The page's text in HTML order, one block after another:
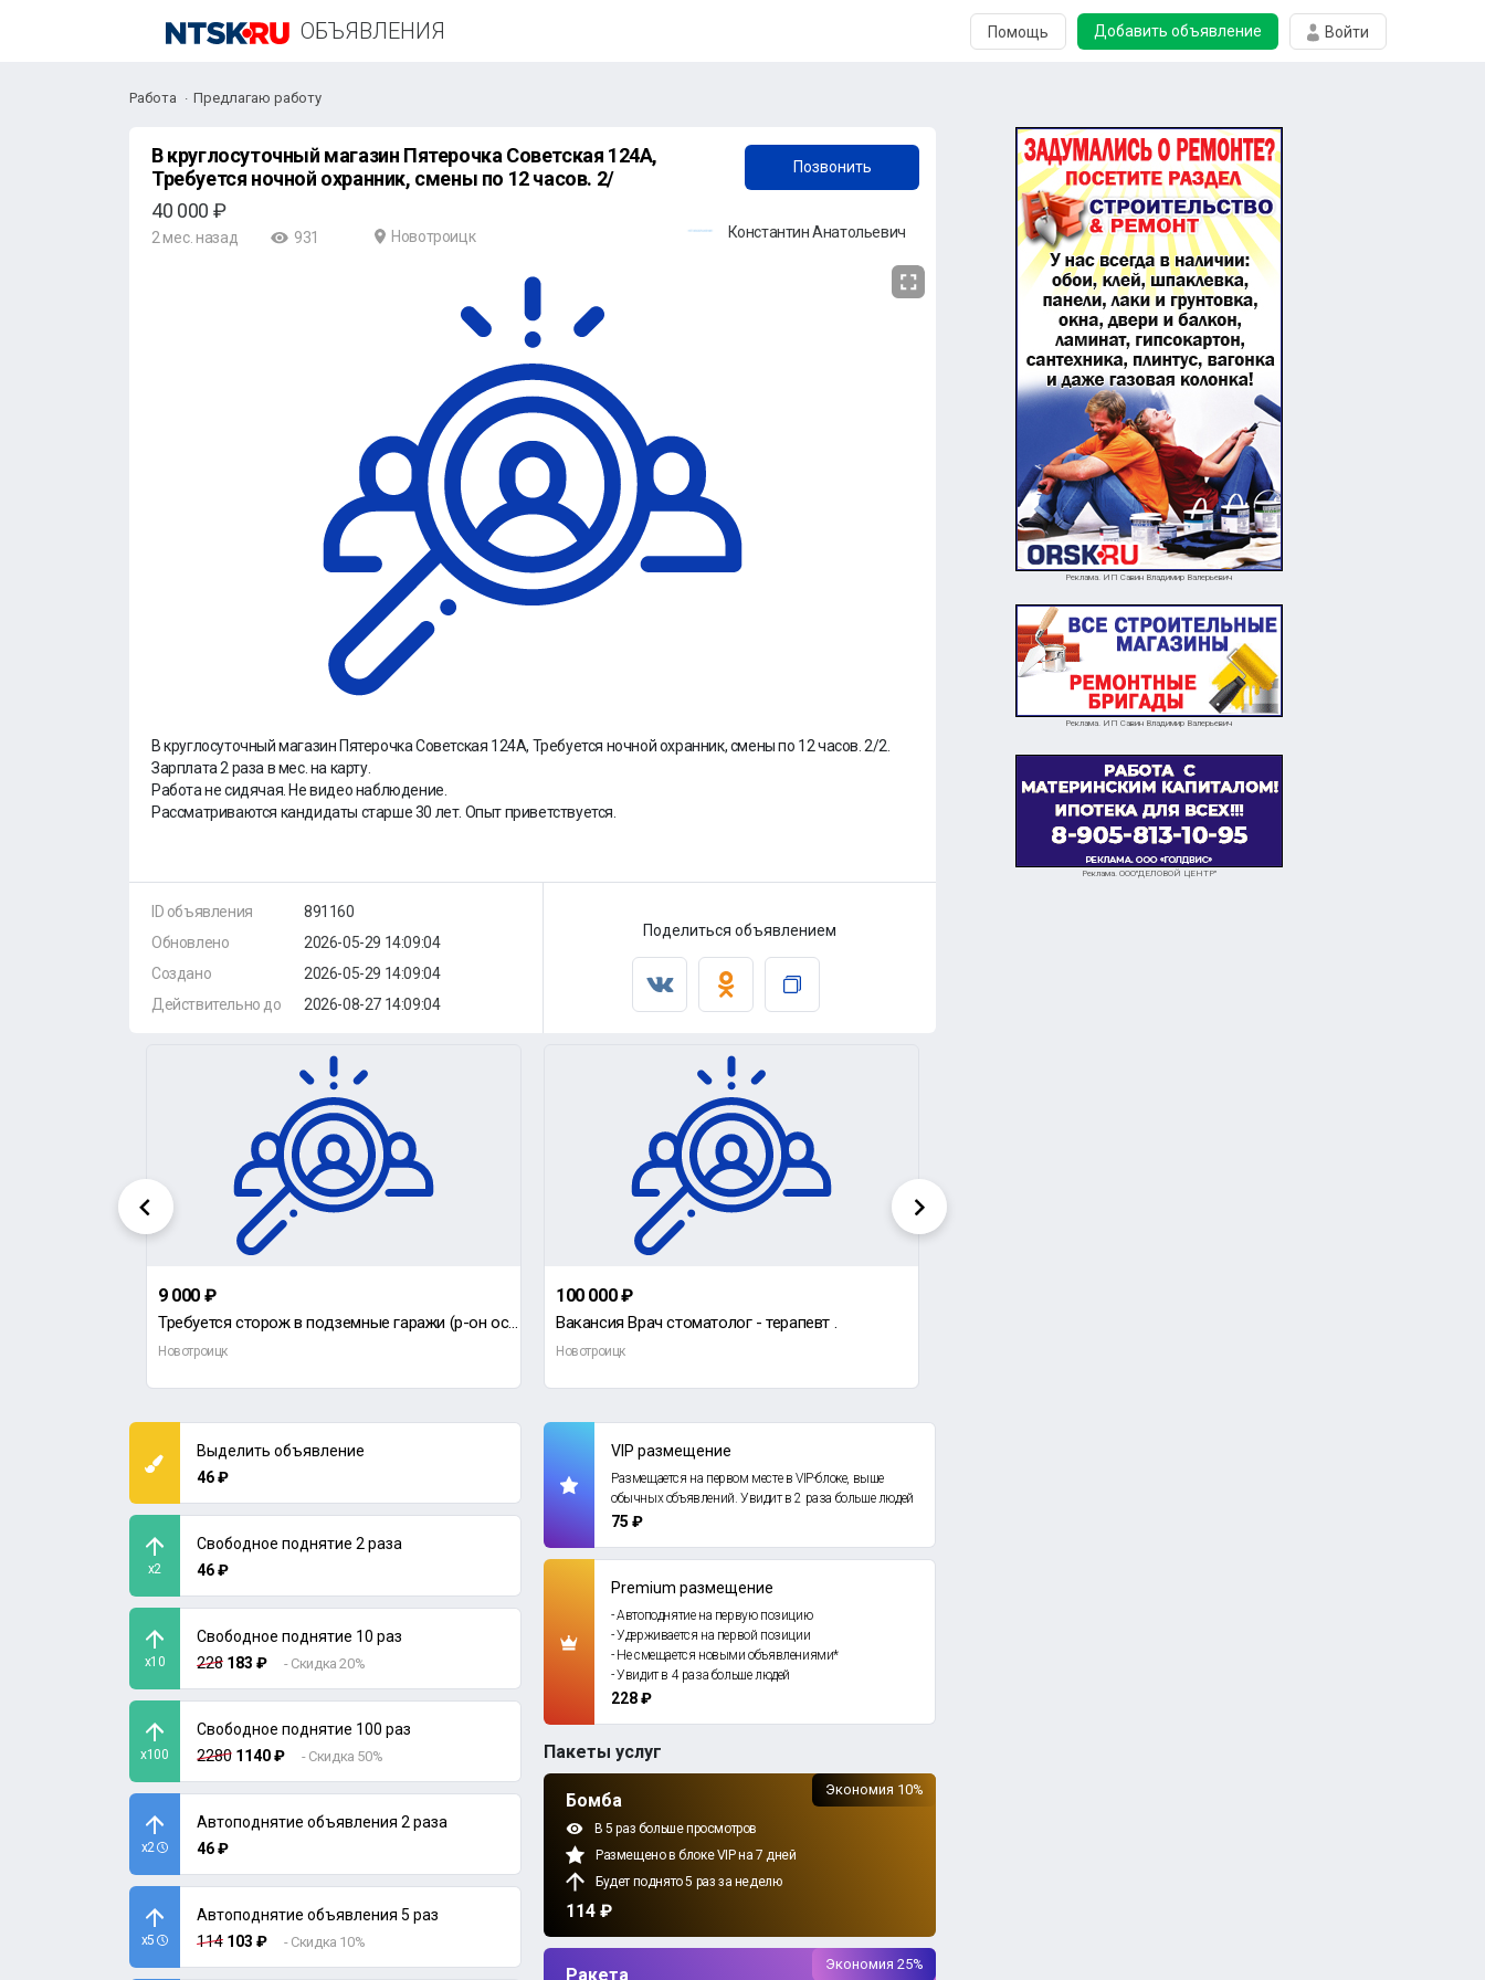
ОБЪЯВЛЕНИЯ Помощь Добавить объявление Войти
+7 (996) 571-29-96
Работа Предлагаю работу
В круглосуточный магазин Пятерочка Советская 124А,
Требуется ночной охранник, смены по 12 часов. 2/
Позвонить
40 000 ₽
2 мес. назад 931 Новотроицк Константин Анатольевич
В круглосуточный магазин Пятерочка Советская 124А, Требуется ночной охранник, смены по 12 часов. 2/2.
Зарплата 2 раза в мес. на карту.
Работа не сидячая. Не видео наблюдение.
Рассматриваются кандидаты старше 30 лет. Опыт приветствуется.
ID объявления
Обновлено
Создано
Действительно до
891160
2026-05-29 14:09:04
2026-05-29 14:09:04
2026-08-27 14:09:04
Поделиться объявлением
9 000 ₽
Требуется сторож в подземные гаражи (р-он остановки ПОЛИМЕР), мужчина пенсионного возраста, не злоуп
Новотроицк
100 000 ₽
Вакансия Врач стоматолог - терапевт .
Новотроицк
Выделить объявление
46 ₽
x2
Свободное поднятие 2 раза
46 ₽
x10
Свободное поднятие 10 раз
228 183 ₽ - Скидка 20%
x100
Свободное поднятие 100 раз
2280 1140 ₽ - Скидка 50%
x2
Автоподнятие объявления 2 раза
46 ₽
x5
Автоподнятие объявления 5 раз
114 103 ₽ - Скидка 10%
VIP размещение
Размещается на первом месте в VIP-блоке, выше
обычных объявлений. Увидит в 2 раза больше людей
75 ₽
Premium размещение
- Автоподнятие на первую позицию
- Удерживается на первой позиции
- Не смещается новыми объявлениями*
- Увидит в 4 раза больше людей
228 ₽
Пакеты услуг
Бомба
В 5 раз больше просмотров
Размещено в блоке VIP на 7 дней
Будет поднято 5 раз за неделю
114 ₽
Экономия 10%
Ракета
Экономия 25%
Реклама. ИП Савин Владимир Валерьевич
Реклама. ИП Савин Владимир Валерьевич
Реклама. ООО"ДЕЛОВОЙ ЦЕНТР"